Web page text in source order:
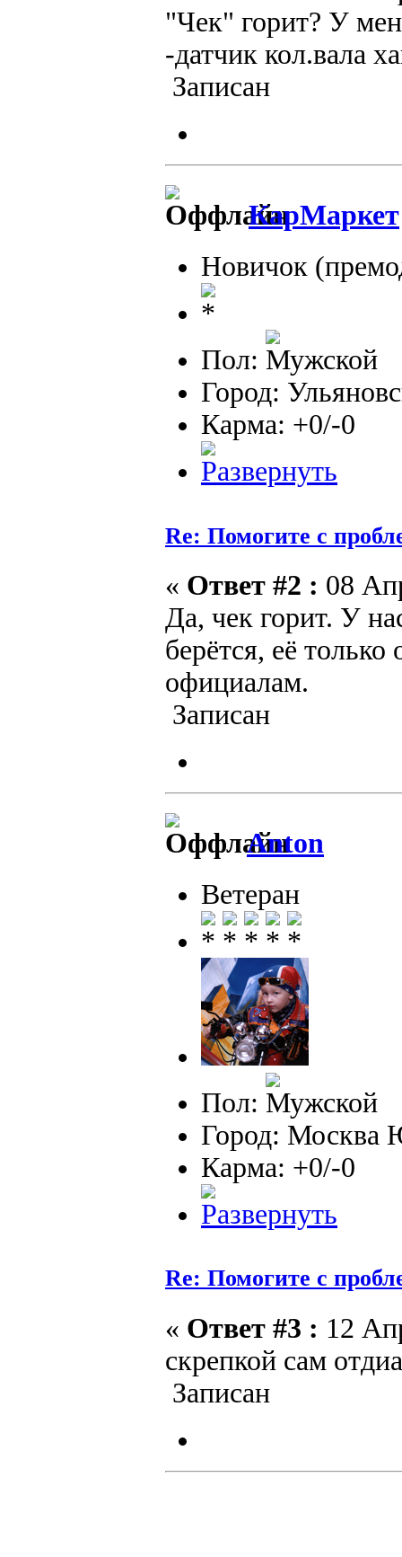
"Чек" горит? У
-датчик кол.вала
Записан
КарМаркет
Новичок
Пол:
Город:
Карма: +0/-0
Re: Помогите с
« Ответ #2 : 08
Да, чек горит. У
берётся, её
официалам.
Записан
Anton
Ветеран
Пол:
Город:
Карма: +0/-0
Re: Помогите с
« Ответ #3 : 12
скрепкой сам
Записан